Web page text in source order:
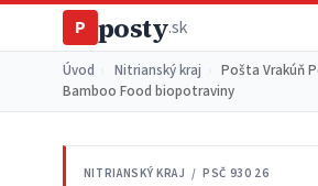
P posty.sk
Úvod Nitrianský kraj
Pošta Vrakúň
Bamboo Food biopotraviny
NITRIANSKÝ KRAJ / PSČ 930 26